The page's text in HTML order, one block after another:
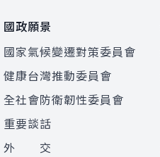
國政願景
國家氣候變遷對策委員會
健康台灣推動委員會
全社會防衛韌性委員會
重要談話
外 交